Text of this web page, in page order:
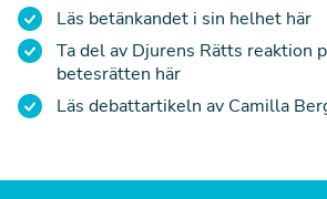
Läs betänkandet i sin helhet här
Ta del av Djurens Rätts reaktion
betesrätten här
Läs debattartikeln av Camilla